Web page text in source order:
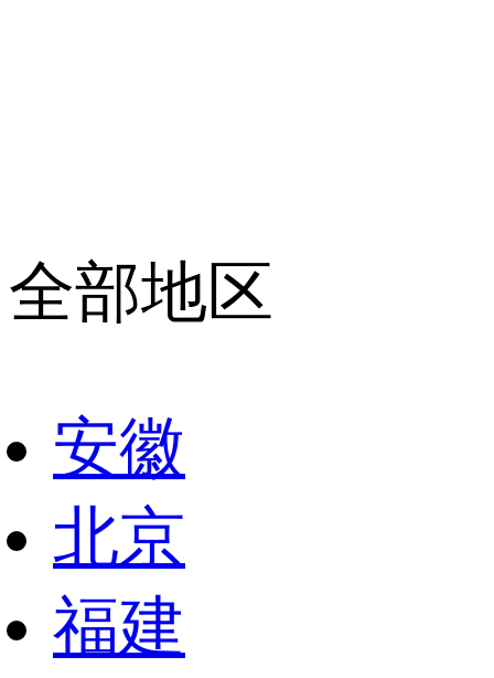
全部地区
安徽
北京
福建